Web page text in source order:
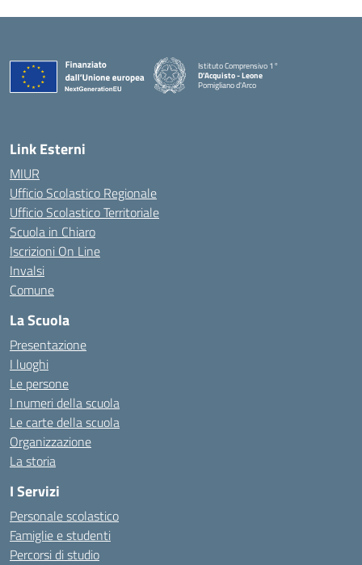
Istituto Comprensivo 1°
D'Acquisto - Leone
Pomigliano d'Arco
— Visita la pagina iniziale della scuola
Link Esterni
MIUR
Ufficio Scolastico Regionale
Ufficio Scolastico Territoriale
Scuola in Chiaro
Iscrizioni On Line
Invalsi
Comune
La Scuola
Presentazione
I luoghi
Le persone
I numeri della scuola
Le carte della scuola
Organizzazione
La storia
I Servizi
Personale scolastico
Famiglie e studenti
Percorsi di studio